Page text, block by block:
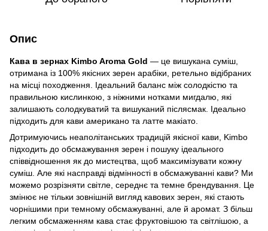
Опис
Кава в зернах Kimbo Aroma Gold — це вишукана суміш,
отримана із 100% якісних зерен арабіки, ретельно відібраних
на місці походження. Ідеальний баланс між солодкістю та
правильною кислинкою, з ніжними нотками мигдалю, які
залишають солодкуватий та вишуканий післясмак. Ідеально
підходить для кави американо та латте макіато.
Дотримуючись неаполітанських традицій якісної кави, Kimbo
підходить до обсмажування зерен і пошуку ідеального
співвідношення як до мистецтва, щоб максимізувати кожну
суміш. Але які насправді відмінності в обсмажуванні кави? Ми
можемо розрізняти світле, середнє та темне брендування. Це
змінює не тільки зовнішній вигляд кавових зерен, які стають
чорнішими при темному обсмажуванні, але й аромат. З більш
легким обсмаженням кава стає фруктовішою та світлішою, а